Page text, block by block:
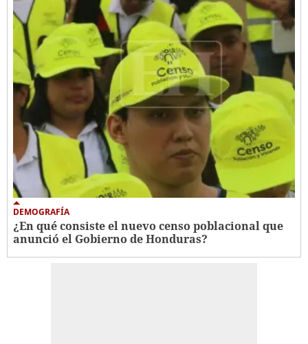
DEMOGRAFÍA
¿En qué consiste el nuevo censo poblacional que
anunció el Gobierno de Honduras?